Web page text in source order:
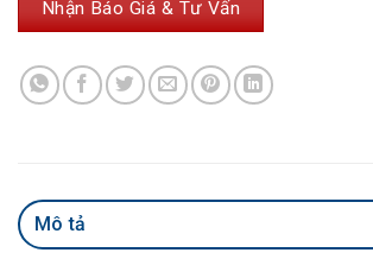
Nhận Báo Giá & Tư Vấn
Mô tả